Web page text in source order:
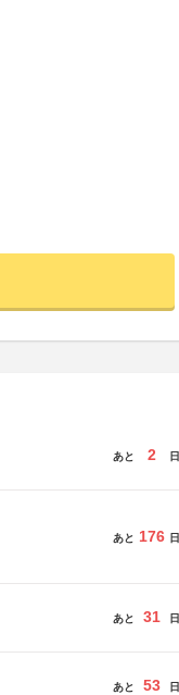
あと 2 日
あと 176 日
あと 31 日
あと 53 日